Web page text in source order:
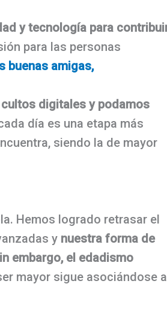
y tecnología para
para las personas
buenas amigas,
digitales y podamos
día es una etapa más
siendo la de mayor
Hemos logrado retrasar el
y nuestra forma de
embargo, el edadismo
mayor sigue asociándose a